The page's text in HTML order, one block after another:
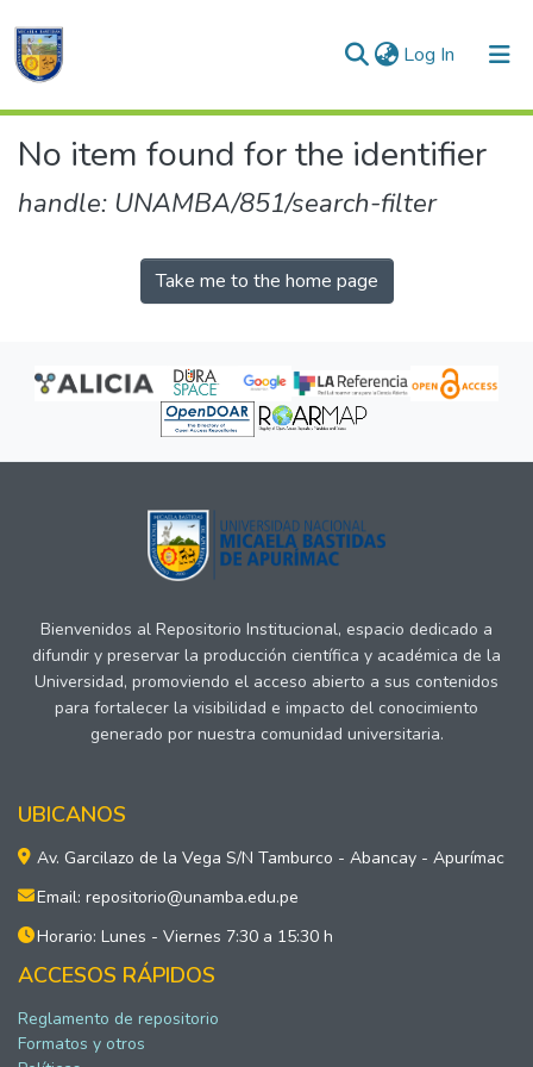
Log In (current)
Communities & Collections
No item found for the identifier
handle: UNAMBA/851/search-filter
Take me to the home page
Bienvenidos al Repositorio Institucional, espacio dedicado a
difundir y preservar la producción científica y académica de la
Universidad, promoviendo el acceso abierto a sus contenidos
para fortalecer la visibilidad e impacto del conocimiento
generado por nuestra comunidad universitaria.
UBICANOS
Av. Garcilazo de la Vega S/N Tamburco - Abancay - Apurímac
Email: repositorio@unamba.edu.pe
Horario: Lunes - Viernes 7:30 a 15:30 h
ACCESOS RÁPIDOS
Reglamento de repositorio
Formatos y otros